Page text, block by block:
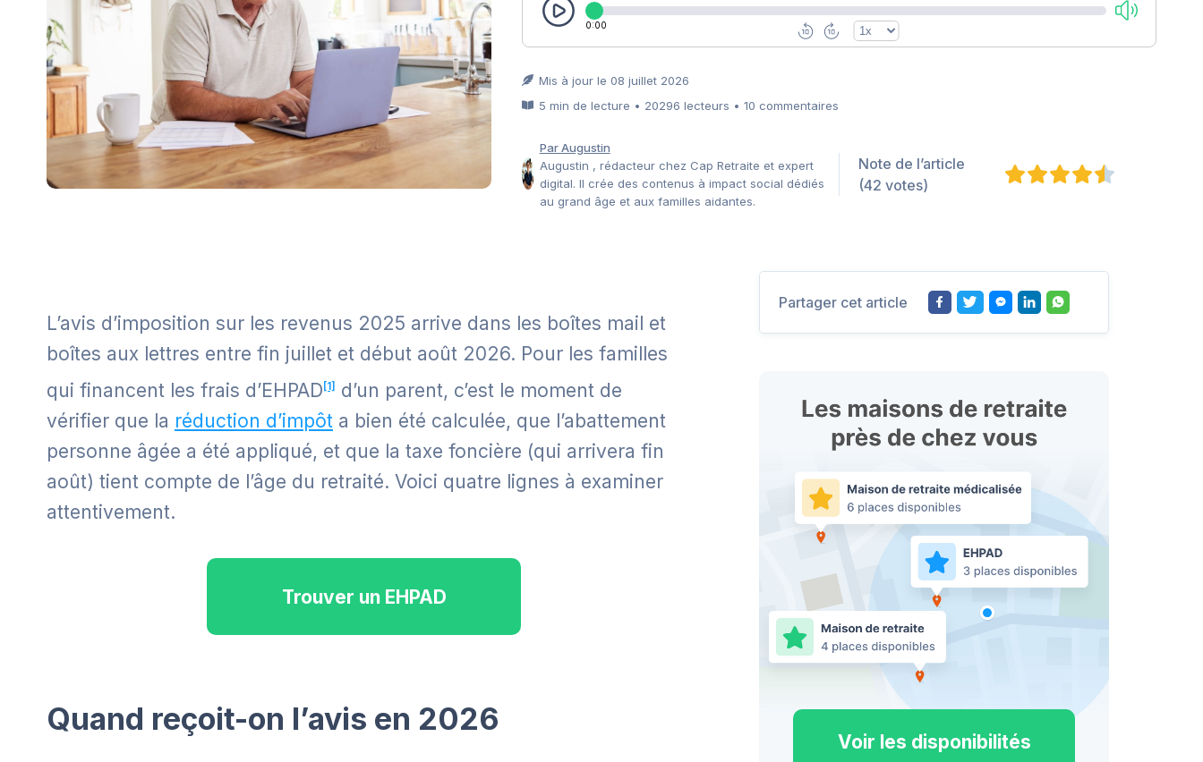
0:00
Mis à jour le 08 juillet 2026
5 min de lecture • 20296 lecteurs • 10 commentaires
Par Augustin
Augustin , rédacteur chez Cap Retraite et expert
digital. Il crée des contenus à impact social dédiés
au grand âge et aux familles aidantes.
Note de l’article
(42 votes)
L’avis d’imposition sur les revenus 2025 arrive dans les boîtes mail et
boîtes aux lettres entre fin juillet et début août 2026. Pour les familles
qui financent les frais d’EHPAD[1] d’un parent, c’est le moment de
vérifier que la réduction d’impôt a bien été calculée, que l’abattement
personne âgée a été appliqué, et que la taxe foncière (qui arrivera fin
août) tient compte de l’âge du retraité. Voici quatre lignes à examiner
attentivement.
Trouver un EHPAD
Quand reçoit-on l’avis en 2026
Partager cet article
Voir les disponibilités